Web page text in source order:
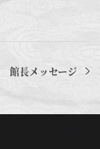
館長メッセージ